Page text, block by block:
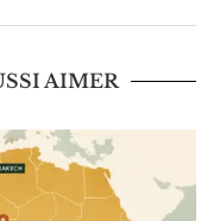
AIMER